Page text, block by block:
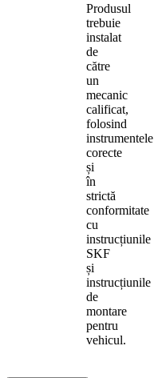
Produsul
trebuie
instalat
de
către
un
mecanic
calificat,
folosind
instrumentele
corecte
și
în
strictă
conformitate
cu
instrucțiunile
SKF
și
instrucțiunile
de
montare
pentru
vehicul.